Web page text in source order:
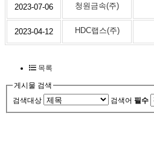
2023-07-06 청원금속(주)
2023-04-12 HDC랩스(주)
목록
게시물 검색
검색대상
검색어 필수